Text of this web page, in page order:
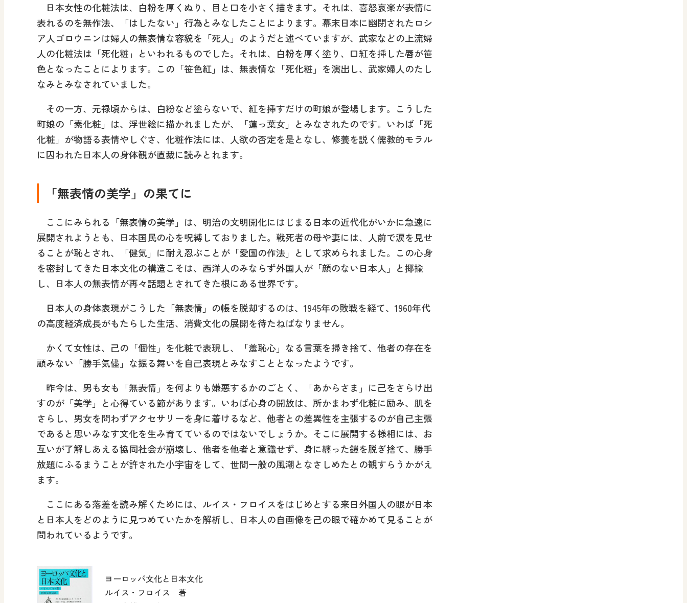
日本女性の化粧法は、白粉を厚くぬり、目と口を小さく描きます。それは、喜怒哀楽が表情に
表れるのを無作法、「はしたない」行為とみなしたことによります。幕末日本に幽閉されたロシ
ア人ゴロウニンは婦人の無表情な容貌を「死人」のようだと述べていますが、武家などの上流婦
人の化粧法は「死化粧」といわれるものでした。それは、白粉を厚く塗り、口紅を挿した唇が笹
色となったことによります。この「笹色紅」は、無表情な「死化粧」を演出し、武家婦人のたし
なみとみなされていました。
その一方、元禄頃からは、白粉など塗らないで、紅を挿すだけの町娘が登場します。こうした
町娘の「素化粧」は、浮世絵に描かれましたが、「蓮っ葉女」とみなされたのです。いわば「死
化粧」が物語る表情やしぐさ、化粧作法には、人欲の否定を是となし、修養を説く儒教的モラル
に囚われた日本人の身体観が直裁に読みとれます。
「無表情の美学」の果てに
ここにみられる「無表情の美学」は、明治の文明開化にはじまる日本の近代化がいかに急速に
展開されようとも、日本国民の心を呪縛しておりました。戦死者の母や妻には、人前で涙を見せ
ることが恥とされ、「健気」に耐え忍ぶことが「愛国の作法」として求められました。この心身
を密封してきた日本文化の構造こそは、西洋人のみならず外国人が「顔のない日本人」と揶揄
し、日本人の無表情が再々話題とされてきた根にある世界です。
日本人の身体表現がこうした「無表情」の帳を脱却するのは、1945年の敗戦を経て、1960年代
の高度経済成長がもたらした生活、消費文化の展開を待たねばなりません。
かくて女性は、己の「個性」を化粧で表現し、「羞恥心」なる言葉を掃き捨て、他者の存在を
顧みない「勝手気儘」な振る舞いを自己表現とみなすこととなったようです。
昨今は、男も女も「無表情」を何よりも嫌悪するかのごとく、「あからさま」に己をさらけ出
すのが「美学」と心得ている節があります。いわば心身の開放は、所かまわず化粧に励み、肌を
さらし、男女を問わずアクセサリーを身に着けるなど、他者との差異性を主張するのが自己主張
であると思いみなす文化を生み育てているのではないでしょうか。そこに展開する様相には、お
互いが了解しあえる協同社会が崩壊し、他者を他者と意識せず、身に纏った鎧を脱ぎ捨て、勝手
放題にふるまうことが許された小宇宙をして、世間一般の風潮となさしめたとの観すらうかがえ
ます。
ここにある落差を読み解くためには、ルイス・フロイスをはじめとする来日外国人の眼が日本
と日本人をどのように見つめていたかを解析し、日本人の自画像を己の眼で確かめて見ることが
問われているようです。
ヨーロッパ文化と日本文化
ルイス・フロイス 著